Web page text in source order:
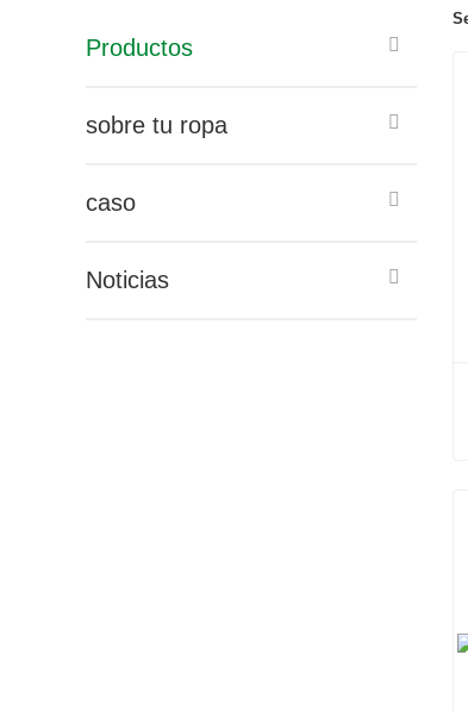
Productos
sobre tu ropa
caso
Noticias